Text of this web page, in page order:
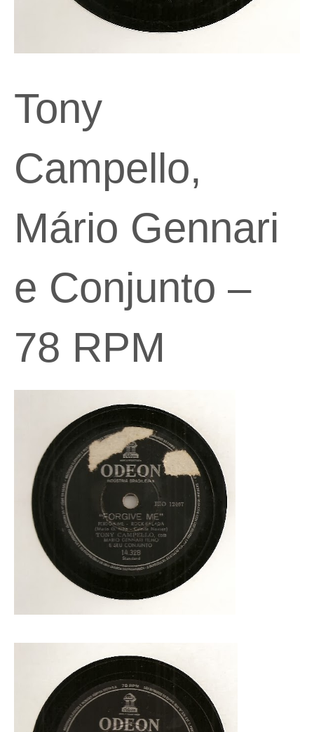
Tony
Campello,
Mário Gennari
e Conjunto –
78 RPM